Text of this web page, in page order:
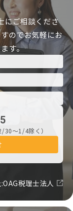
にご相談くださ
のでお気軽にお
す。
30～1/4除く）
税理士法人